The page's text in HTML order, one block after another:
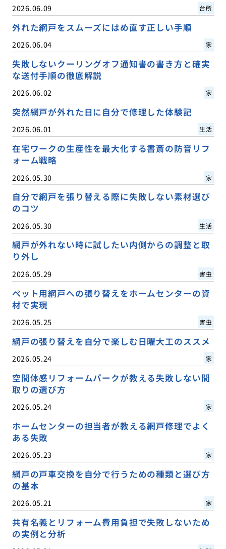
2026.06.09 台所
外れた網戸をスムーズにはめ直す正しい手順
2026.06.04 家
失敗しないクーリングオフ通知書の書き方と確実
な送付手順の徹底解説
2026.06.02 家
突然網戸が外れた日に自分で修理した体験記
2026.06.01 生活
在宅ワークの生産性を最大化する書斎の防音リフ
ォーム戦略
2026.05.30 家
自分で網戸を張り替える際に失敗しない素材選び
のコツ
2026.05.30 生活
網戸が外れない時に試したい内側からの調整と取
り外し
2026.05.29 害虫
ペット用網戸への張り替えをホームセンターの資
材で実現
2026.05.25 害虫
網戸の張り替えを自分で楽しむ日曜大工のススメ
2026.05.24 家
空間体感リフォームパークが教える失敗しない間
取りの選び方
2026.05.24 家
ホームセンターの担当者が教える網戸修理でよく
ある失敗
2026.05.23 家
網戸の戸車交換を自分で行うための種類と選び方
の基本
2026.05.21 家
共有名義とリフォーム費用負担で失敗しないため
の実例と分析